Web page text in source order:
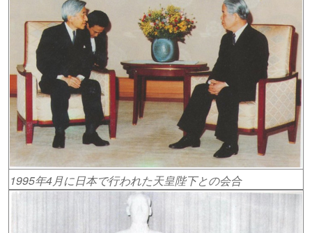
1995年4月に日本で行われた天皇陛下との会合